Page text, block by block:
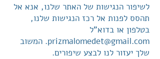
לשיפור הנגישות של האתר שלנו, אנא אל
תהסס לפנות אל רכז הנגישות שלנו,
בטלפון או בדוא"ל
prizmalomedet@gmail.com. המשוב
שלך יעזור לנו לבצע שיפורים.